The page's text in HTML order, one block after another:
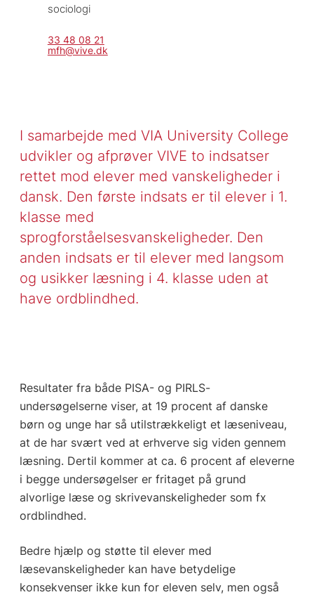
sociologi
33 48 08 21
mfh@vive.dk
I samarbejde med VIA University College
udvikler og afprøver VIVE to indsatser
rettet mod elever med vanskeligheder i
dansk. Den første indsats er til elever i 1.
klasse med
sprogforståelsesvanskeligheder. Den
anden indsats er til elever med langsom
og usikker læsning i 4. klasse uden at
have ordblindhed.
Resultater fra både PISA- og PIRLS-
undersøgelserne viser, at 19 procent af danske
børn og unge har så utilstrækkeligt et læseniveau,
at de har svært ved at erhverve sig viden gennem
læsning. Dertil kommer at ca. 6 procent af eleverne
i begge undersøgelser er fritaget på grund
alvorlige læse og skrivevanskeligheder som fx
ordblindhed.
Bedre hjælp og støtte til elever med
læsevanskeligheder kan have betydelige
konsekvenser ikke kun for eleven selv, men også